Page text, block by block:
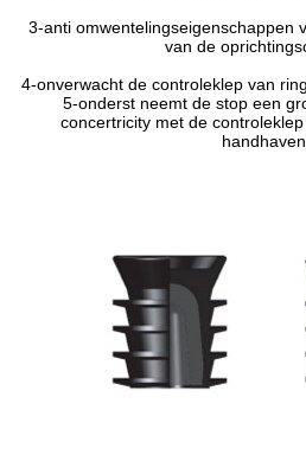
3-anti omwentelingseigenschappen
van de
4-onverwacht de controleklep van
5-onderst neemt de stop een
concertricity met de
handhaven.